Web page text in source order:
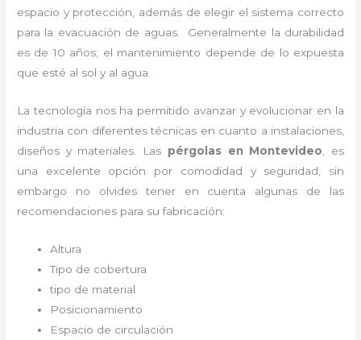
espacio y protección, además de elegir el sistema correcto
para la evacuación de aguas. Generalmente la durabilidad
es de 10 años; el mantenimiento depende de lo expuesta
que esté al sol y al agua.
La tecnología nos ha permitido avanzar y evolucionar en la
industria con diferentes técnicas en cuanto a instalaciones,
diseños y materiales. Las pérgolasen Montevideo , es
una excelente opción por comodidad y seguridad, sin
embargo no olvides tener en cuenta algunas de las
recomendaciones para su fabricación:
Altura
Tipo de cobertura
tipo de material
Posicionamiento
Espacio de circulación